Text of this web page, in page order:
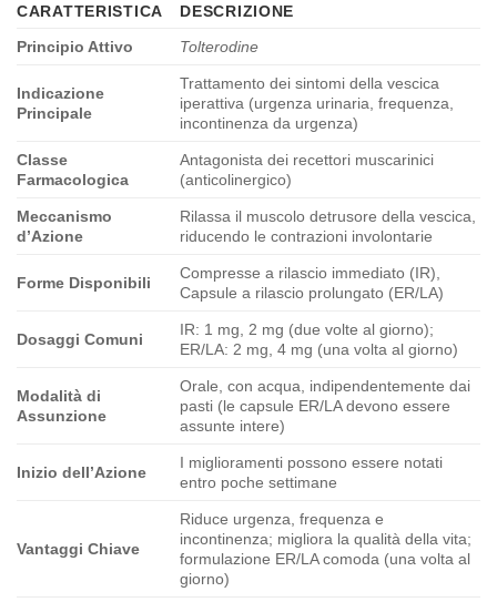
CARATTERISTICA
DESCRIZIONE
Principio Attivo
Tolterodine
Indicazione
Principale
Trattamento dei sintomi della vescica
iperattiva (urgenza urinaria, frequenza,
incontinenza da urgenza)
Classe
Farmacologica
Antagonista dei recettori muscarinici
(anticolinergico)
Meccanismo
d’Azione
Rilassa il muscolo detrusore della vescica,
riducendo le contrazioni involontarie
Forme Disponibili
Compresse a rilascio immediato (IR),
Capsule a rilascio prolungato (ER/LA)
Dosaggi Comuni
IR: 1 mg, 2 mg (due volte al giorno);
ER/LA: 2 mg, 4 mg (una volta al giorno)
Modalità di
Assunzione
Orale, con acqua, indipendentemente dai
pasti (le capsule ER/LA devono essere
assunte intere)
Inizio dell’Azione
I miglioramenti possono essere notati
entro poche settimane
Vantaggi Chiave
Riduce urgenza, frequenza e
incontinenza; migliora la qualità della vita;
formulazione ER/LA comoda (una volta al
giorno)